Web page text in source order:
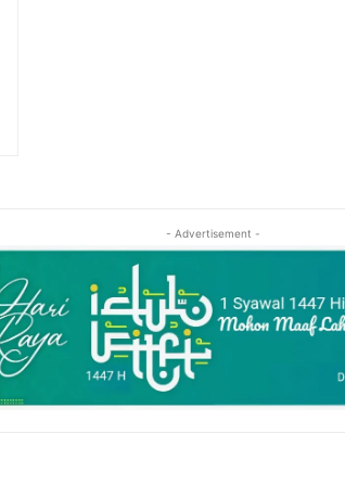
- Advertisement -